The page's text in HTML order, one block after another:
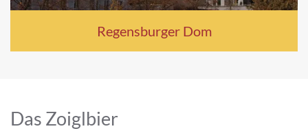
Regensburger Dom
Das Zoiglbier